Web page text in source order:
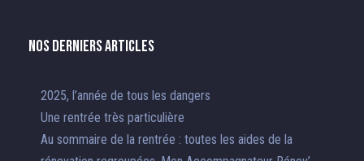
Nos derniers articles
2025, l’année de tous les dangers
Une rentrée très particulière
Au sommaire de la rentrée : toutes les aides de la